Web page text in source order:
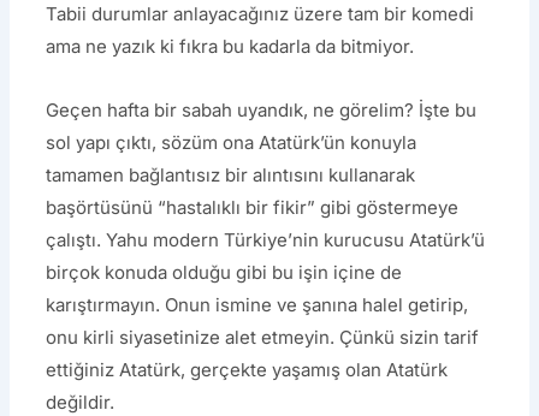
Tabii durumlar anlayacağınız üzere tam bir komedi
ama ne yazık ki fıkra bu kadarla da bitmiyor.
Geçen hafta bir sabah uyandık, ne görelim? İşte bu
sol yapı çıktı, sözüm ona Atatürk’ün konuyla
tamamen bağlantısız bir alıntısını kullanarak
başörtüsünü “hastalıklı bir fikir” gibi göstermeye
çalıştı. Yahu modern Türkiye’nin kurucusu Atatürk’ü
birçok konuda olduğu gibi bu işin içine de
karıştırmayın. Onun ismine ve şanına halel getirip,
onu kirli siyasetinize alet etmeyin. Çünkü sizin tarif
ettiğiniz Atatürk, gerçekte yaşamış olan Atatürk
değildir.